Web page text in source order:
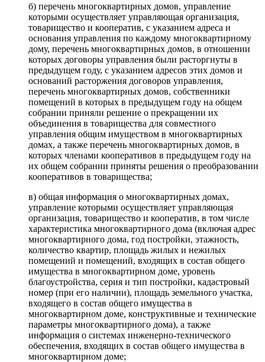
б) перечень многоквартирных домов, управление
которыми осуществляет управляющая организация,
товарищество и кооператив, с указанием адреса и
основания управления по каждому многоквартирному
дому, перечень многоквартирных домов, в отношении
которых договоры управления были расторгнуты в
предыдущем году, с указанием адресов этих домов и
оснований расторжения договоров управления,
перечень многоквартирных домов, собственники
помещений в которых в предыдущем году на общем
собрании приняли решение о прекращении их
объединения в товарищества для совместного
управления общим имуществом в многоквартирных
домах, а также перечень многоквартирных домов, в
которых членами кооперативов в предыдущем году на
их общем собрании приняты решения о преобразовании
кооперативов в товарищества;
в) общая информация о многоквартирных домах,
управление которыми осуществляет управляющая
организация, товарищество и кооператив, в том числе
характеристика многоквартирного дома (включая адрес
многоквартирного дома, год постройки, этажность,
количество квартир, площадь жилых и нежилых
помещений и помещений, входящих в состав общего
имущества в многоквартирном доме, уровень
благоустройства, серия и тип постройки, кадастровый
номер (при его наличии), площадь земельного участка,
входящего в состав общего имущества в
многоквартирном доме, конструктивные и технические
параметры многоквартирного дома), а также
информация о системах инженерно-технического
обеспечения, входящих в состав общего имущества в
многоквартирном доме;